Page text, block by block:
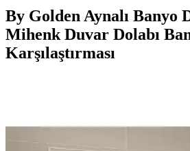
By Golden Aynalı Banyo
Mihenk Duvar Dolabı
Karşılaştırması